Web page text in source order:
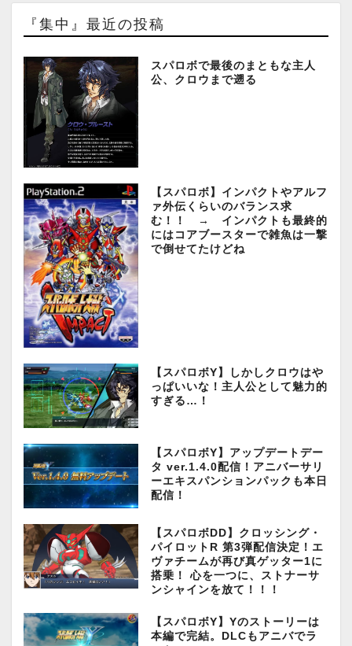
『集中』最近の投稿
スパロボで最後のまともな主人
公、クロウまで遡る
【スパロボ】インパクトやアルフ
ァ外伝くらいのバランス求
む！！ → インパクトも最終的
にはコアブースターで雑魚は一撃
で倒せてたけどね
【スパロボY】しかしクロウはや
っぱいいな！主人公として魅力的
すぎる…！
【スパロボY】アップデートデー
タ ver.1.4.0配信！アニバーサリ
ーエキスパンションパックも本日
配信！
【スパロボDD】クロッシング・
パイロットR 第3弾配信決定！エ
ヴァチームが再び真ゲッター1に
搭乗！ 心を一つに、ストナーサ
ンシャインを放て！！！
【スパロボY】Yのストーリーは
本編で完結。DLCもアニバでラ